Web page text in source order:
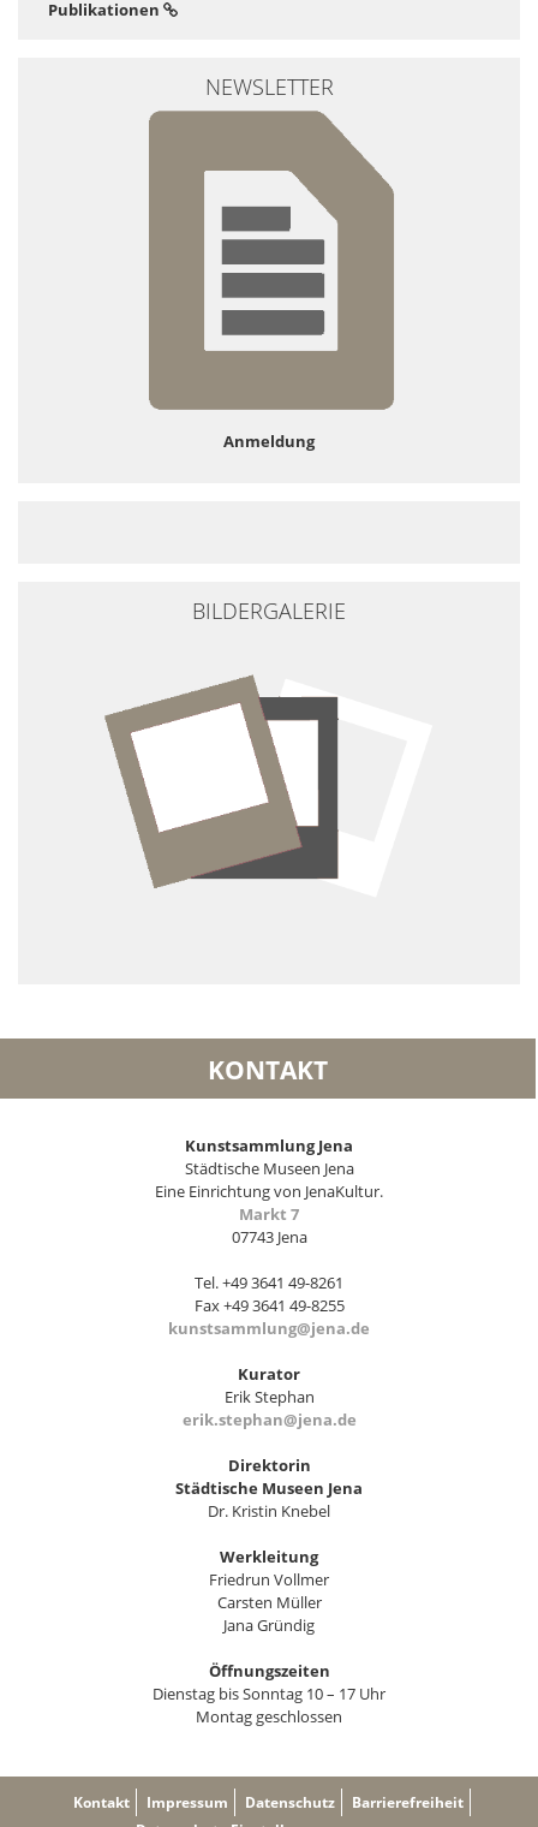
Publikationen
NEWSLETTER
Anmeldung
BILDERGALERIE
KONTAKT
Kunstsammlung Jena
Städtische Museen Jena
Eine Einrichtung von JenaKultur.
Markt 7
07743 Jena
Tel. +49 3641 49-8261
Fax +49 3641 49-8255
kunstsammlung@jena.de
Kurator
Erik Stephan
erik.stephan@jena.de
Direktorin
Städtische Museen Jena
Dr. Kristin Knebel
Werkleitung
Friedrun Vollmer
Carsten Müller
Jana Gründig
Öffnungszeiten
Dienstag bis Sonntag 10 – 17 Uhr
Montag geschlossen
Kontakt Impressum Datenschutz
Barrierefreiheit